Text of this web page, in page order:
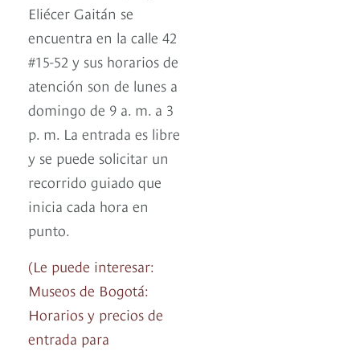
Eliécer Gaitán se
encuentra en la calle 42
#15-52 y sus horarios de
atención son de lunes a
domingo de 9 a. m. a 3
p. m. La entrada es libre
y se puede solicitar un
recorrido guiado que
inicia cada hora en
punto.
(Le puede interesar:
Museos de Bogotá:
Horarios y precios de
entrada para